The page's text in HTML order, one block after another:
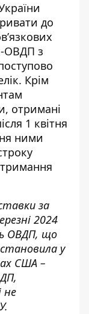
до
ОВДП з
Крім
отримані
1 квітня
ними
за
2024
ОВДП, що
у
США –
не